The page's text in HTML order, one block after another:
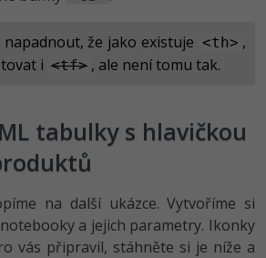
že jako existuje <th> ,
i <tf> , ale není tomu tak.
tabulky s hlavičkou
na další ukázce. Vytvoříme si
a jejich parametry. Ikonky
vás připravil, stáhněte si je níže a